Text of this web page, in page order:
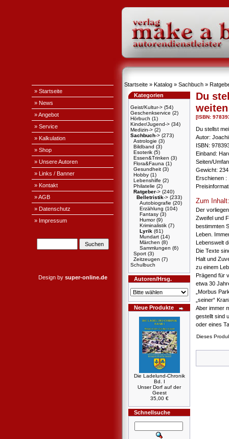
» Startseite
» News
» Angebot
» Service
» Kalkulation
» Shop
» Unsere Autoren
» Links / Banner
» Kontakt
» AGB
» Datenschutz
» Impressum
Design by super-online.de
Startseite » Katalog » Sachbuch »
Kategorien
Geist/Kultur-> (54)
Geschenkservice (2)
Hörbuch (1)
Kinder/Jugend-> (34)
Medizin-> (2)
Sachbuch-> (273)
Astrologie (3)
Bildband (3)
Esoterik (5)
Essen&Trinken (3)
Flora&Fauna (1)
Gesundheit (3)
Hobby (1)
Lebenshilfe (2)
Philatelie (2)
Ratgeber-> (240)
Belletristik-> (233)
Autobiografie (20)
Erzählung (104)
Fantasy (3)
Humor(9)
Kriminalistik (7)
Lyrik (61)
Mundart (14)
Märchen (8)
Sammlungen (6)
Sport (3)
Zeitzeugen (7)
Schulbuch
Autoren/Hrsg.
Neue Produkte
Die Ladelund-Chronik
Bd. I
Unser Dorf auf der
Geest
35,00 €
Schnellsuche
Du
[ISBN:
Du stellst
Autor:
ISBN:
Einband:
Seiten/
Gewicht:
Erschienen :
Zum Inhalt:
Der
Zweifel und
bestimmten
Leben.
Lebenswelt
Die Texte
Halt und
zu einem
Prägend für
etwa 30
„Morbus
„seiner“
Aber immer
gestellt sind
oder eines
Dieses